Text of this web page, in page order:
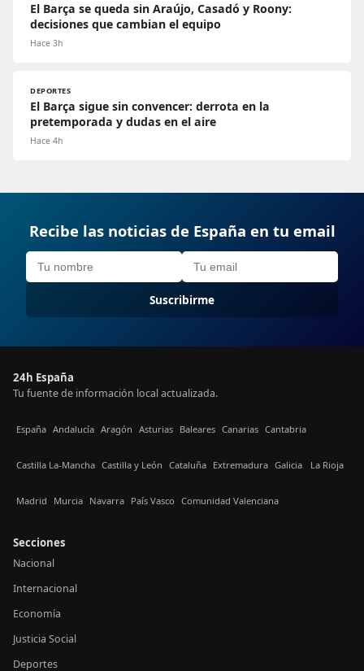
El Barça se queda sin Araújo, Casadó y Roony:
decisiones que cambian el equipo
Hace 3h
DEPORTES
El Barça sigue sin convencer: derrota en la
pretemporada y dudas en el aire
Hace 4h
Recibe las noticias de España en tu email
Suscribirme
24h España
Tu fuente de información local actualizada.
España Andalucía Aragón Asturias Baleares Canarias Cantabria
Castilla La-Mancha Castilla y León Cataluña Extremadura Galicia La Rioja
Madrid Murcia Navarra País Vasco Comunidad Valenciana
Secciones
Nacional
Internacional
Economía
Justicia Social
Deportes